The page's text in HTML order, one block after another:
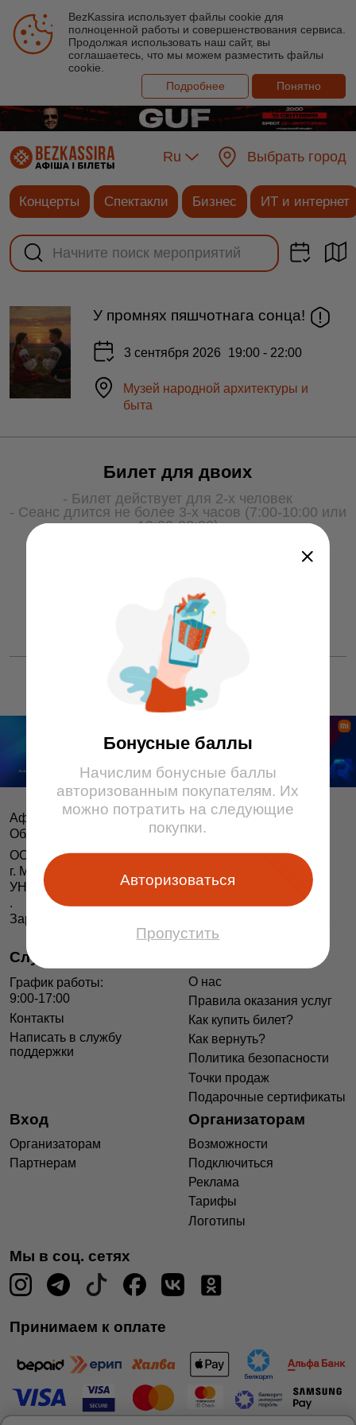
BezKassira использует файлы cookie для
полноценной работы и совершенствования сервиса.
Продолжая использовать наш сайт, вы
соглашаетесь, что мы можем разместить файлы
cookie.
Подробнее
Понятно
Ru Выбрать город
Концерты Спектакли Бизнес ИТ и интернет
Бонусные баллы
Начислим бонусные баллы
авторизованным покупателям. Их
можно потратить на следующие
покупки.
Авторизоваться
Пропустить
У промнях пяшчотнага сонца!
3 сентября 2026 19:00 - 22:00
Музей народной архитектуры и
быта
Билет для двоих
- Билет действует для 2-х человек
- Сеанс длится не более 3-х часов (7:00-10:00 или
19:00-22:00)
Афіша і білеты BezKassira.by ©
Облачная система продажи билетов, 2013 — 2026
ООО «БЕЗКАССИРА БАЙ» Республика Беларусь
г. Минск, ул. Короля, 9, оф. 1
УНП 193615562
.
Зарегистрирован в Торговом реестре РБ 04.06.2014 г.
Служба поддержки
График работы:
9:00-17:00
Контакты
Написать в службу
поддержки
О нас
Правила оказания услуг
Как купить билет?
Как вернуть?
Политика безопасности
Точки продаж
Подарочные сертификаты
Вход
Организаторам
Партнерам
Организаторам
Возможности
Подключиться
Реклама
Тарифы
Логотипы
Мы в соц. сетях
Принимаем к оплате